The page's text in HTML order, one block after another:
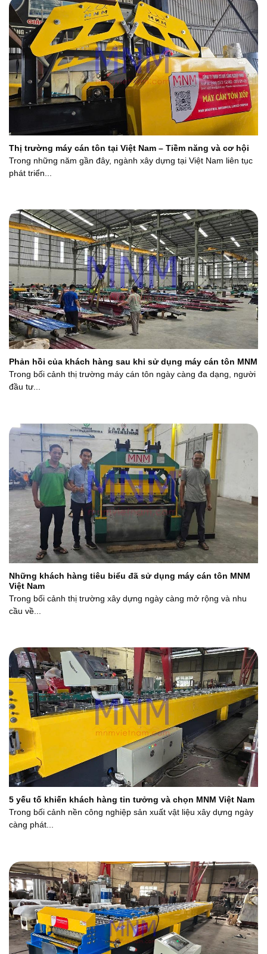
Thị trường máy cán tôn tại Việt Nam – Tiềm năng và cơ hội
Trong những năm gần đây, ngành xây dựng tại Việt Nam liên tục
phát triển...
Phản hồi của khách hàng sau khi sử dụng máy cán tôn MNM
Trong bối cảnh thị trường máy cán tôn ngày càng đa dạng, người
đầu tư...
Những khách hàng tiêu biểu đã sử dụng máy cán tôn MNM
Việt Nam
Trong bối cảnh thị trường xây dựng ngày càng mở rộng và nhu
cầu về...
5 yếu tố khiến khách hàng tin tưởng và chọn MNM Việt Nam
Trong bối cảnh nền công nghiệp sản xuất vật liệu xây dựng ngày
càng phát...